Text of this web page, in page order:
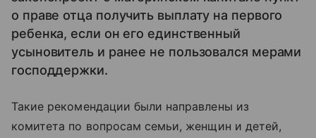
о праве отца получить выплату на первого
ребенка, если он его единственный
усыновитель и ранее не пользовался мерами
господдержки.
Такие рекомендации были направлены из
комитета по вопросам семьи, женщин и детей,